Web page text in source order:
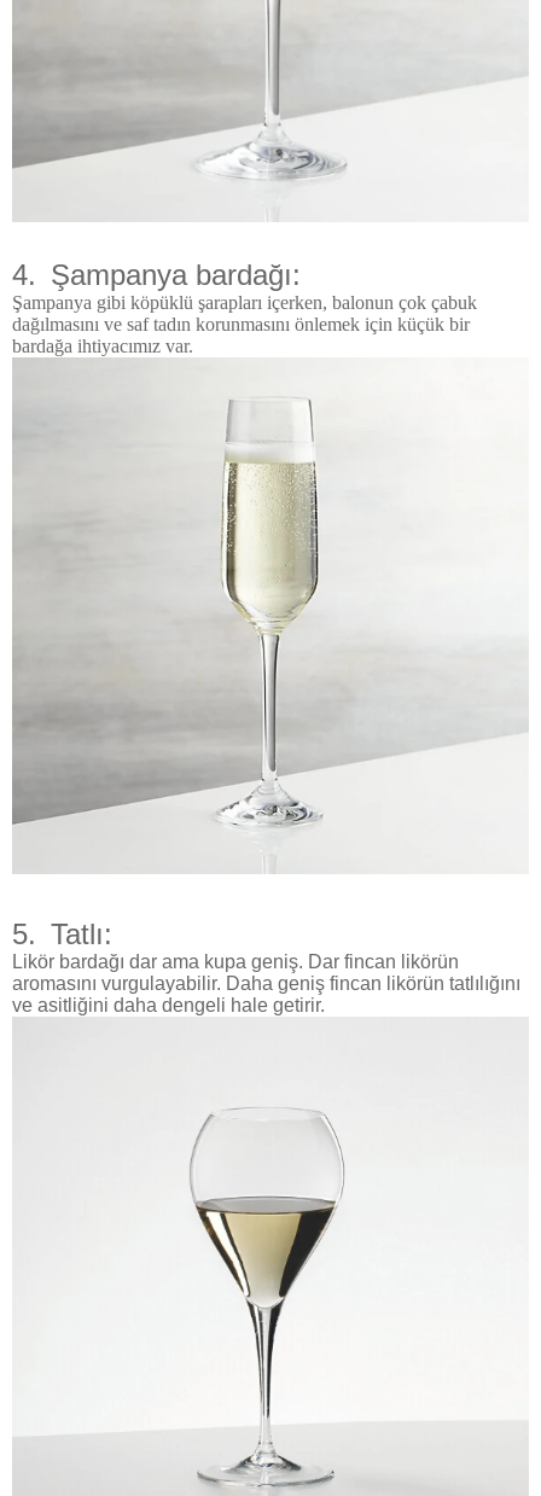
4. Şampanya bardağı:
Şampanya gibi köpüklü şarapları içerken, balonun çok çabuk
dağılmasını ve saf tadın korunmasını önlemek için küçük bir
bardağa ihtiyacımız var.
5. Tatlı:
Likör bardağı dar ama kupa geniş. Dar fincan likörün
aromasını vurgulayabilir. Daha geniş fincan likörün tatlılığını
ve asitliğini daha dengeli hale getirir.